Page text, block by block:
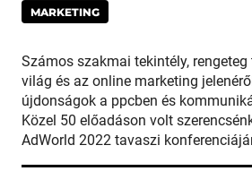
MARKETING
Számos szakmai tekintély,
világ és az online marketing
újdonságok a ppcben és
Közel 50 előadáson volt
AdWorld 2022 tavaszi